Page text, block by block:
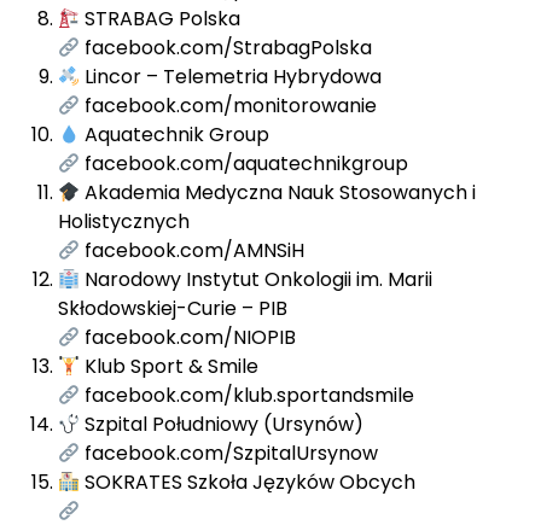
STRABAG Polska
facebook.com/StrabagPolska
Lincor – Telemetria Hybrydowa
facebook.com/monitorowanie
Aquatechnik Group
facebook.com/aquatechnikgroup
Akademia Medyczna Nauk Stosowanych i
Holistycznych
facebook.com/AMNSiH
Narodowy Instytut Onkologii im. Marii
Skłodowskiej-Curie – PIB
facebook.com/NIOPIB
Klub Sport & Smile
facebook.com/klub.sportandsmile
Szpital Południowy (Ursynów)
facebook.com/SzpitalUrsynow
SOKRATES Szkoła Języków Obcych